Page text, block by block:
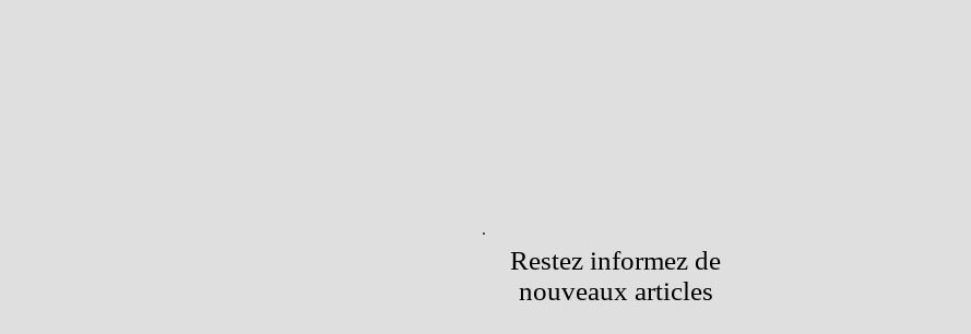
Restez informez de
nouveaux articles